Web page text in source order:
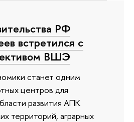
РФ
встретился с
ВШЭ
станет одним
центров для
развития АПК
территорий, аграрных